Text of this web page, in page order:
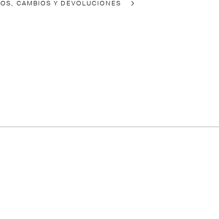
CAMBIOS Y DEVOLUCIONES